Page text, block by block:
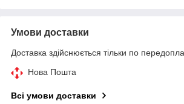
Умови доставки
Доставка здійснюється тільки по
Нова Пошта
Всі умови доставки